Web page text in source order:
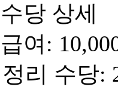
당 상세
여:
리 수당: